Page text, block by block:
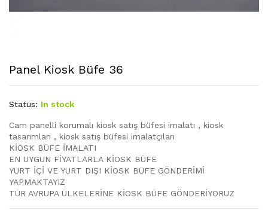
Panel Kiosk Büfe 36
Status: In stock
Cam panelli korumalı kiosk satış büfesi imalatı , kiosk
tasarımları , kiosk satış büfesi imalatçıları
KİOSK BÜFE İMALATI
EN UYGUN FİYATLARLA KİOSK BÜFE
YURT İÇİ VE YURT DIŞI KİOSK BÜFE GÖNDERİMİ
YAPMAKTAYIZ
TÜR AVRUPA ÜLKELERİNE KİOSK BÜFE GÖNDERİYORUZ